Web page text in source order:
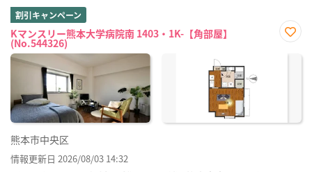
割引キャンペーン
Kマンスリー熊本大学病院南 1403・1K-【角部屋】
(No.544326)
に入
熊本市中央区
情報更新日 2026/08/03 14:32